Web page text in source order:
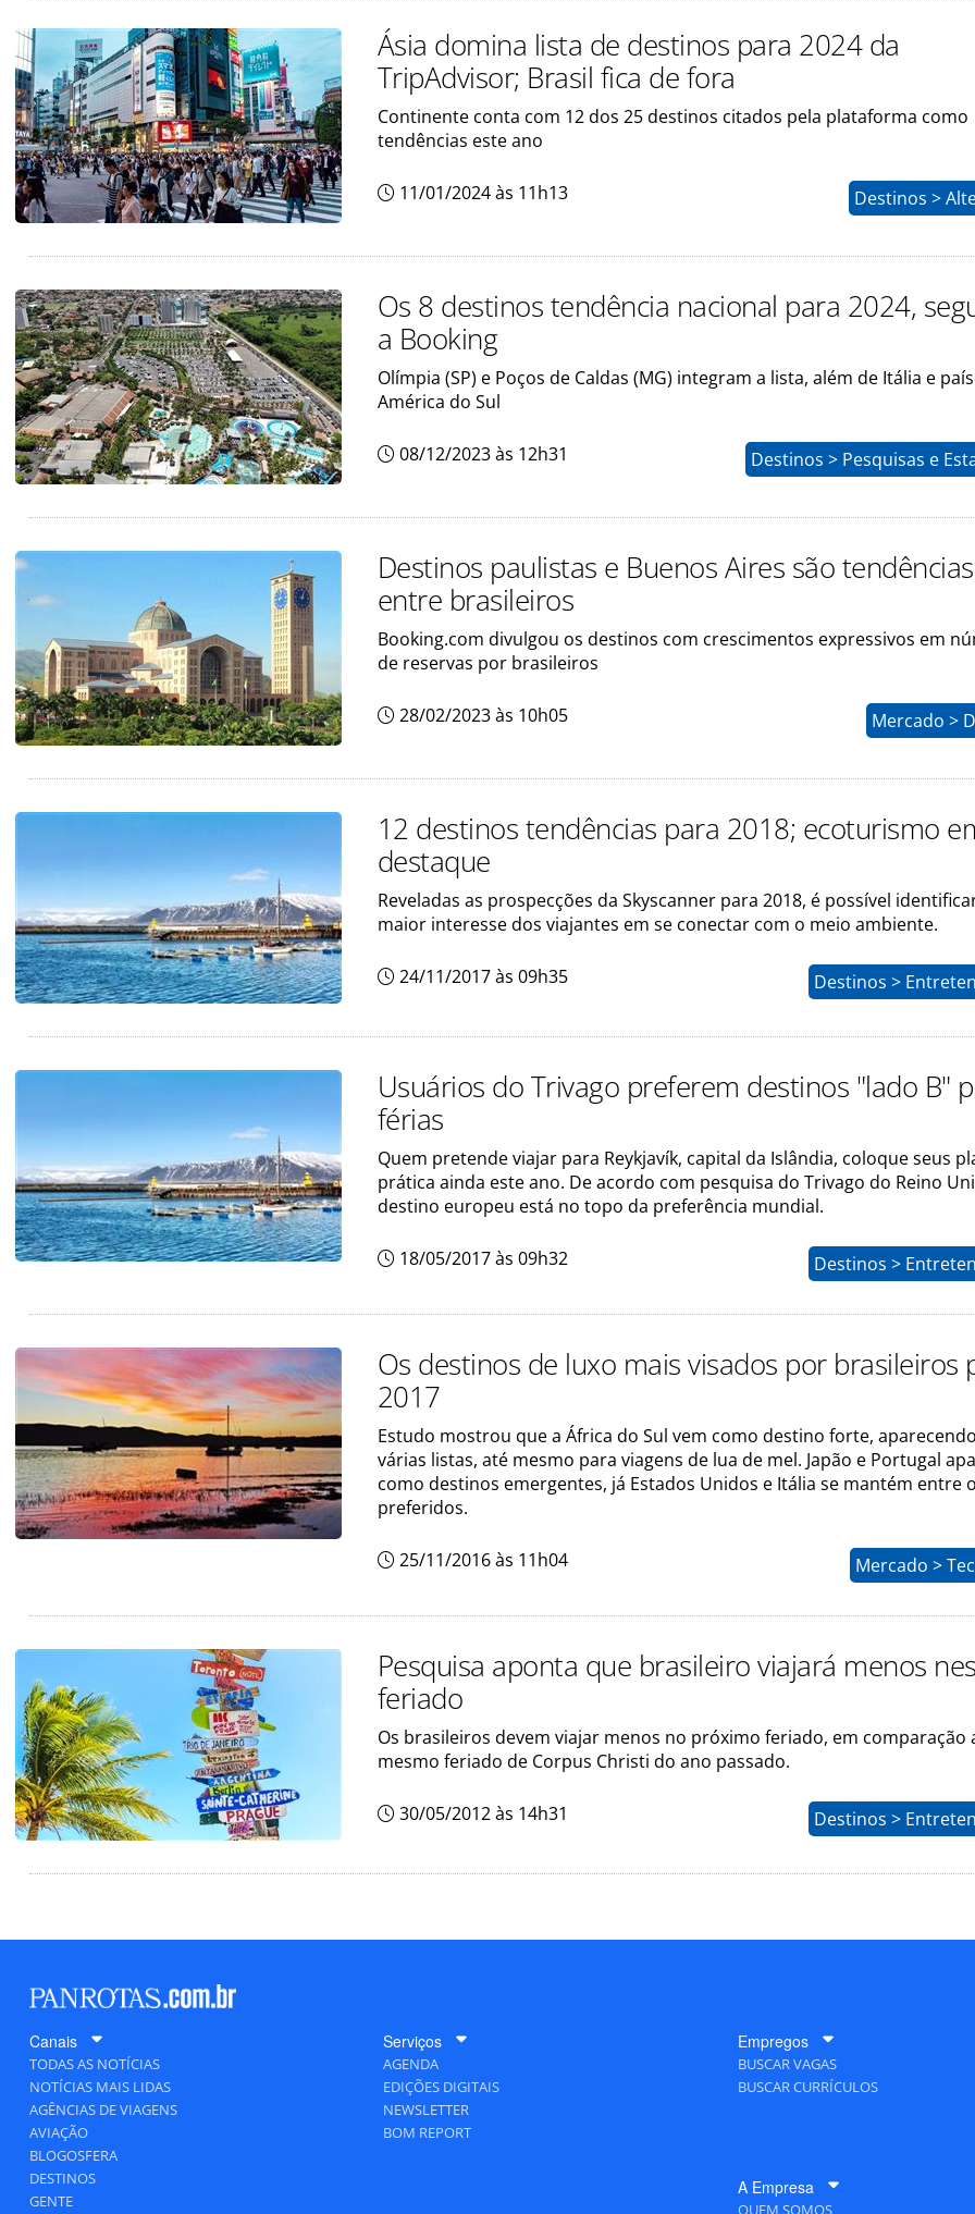
Ásia domina lista de destinos para 2024 da
TripAdvisor; Brasil fica de fora
Continente conta com 12 dos 25 destinos citados pela plataforma como
tendências este ano
11/01/2024 às 11h13 Destinos >
Os 8 destinos tendência nacional para 2024,
a Booking
Olímpia (SP) e Poços de Caldas (MG) integram a lista, além de Itália e
América do Sul
08/12/2023 às 12h31 Destinos > Pesquisas e
Destinos paulistas e Buenos Aires são tendências
entre brasileiros
Booking.com divulgou os destinos com crescimentos expressivos em
de reservas por brasileiros
28/02/2023 às 10h05 Mercado >
12 destinos tendências para 2018; ecoturismo
destaque
Reveladas as prospecções da Skyscanner para 2018, é possível
maior interesse dos viajantes em se conectar com o meio ambiente.
24/11/2017 às 09h35 Destinos >
Usuários do Trivago preferem destinos "lado B"
férias
Quem pretende viajar para Reykjavík, capital da Islândia, coloque seus
prática ainda este ano. De acordo com pesquisa do Trivago do Reino
destino europeu está no topo da preferência mundial.
18/05/2017 às 09h32 Destinos >
Os destinos de luxo mais visados por brasileiros
2017
Estudo mostrou que a África do Sul vem como destino forte,
várias listas, até mesmo para viagens de lua de mel. Japão e Portugal
como destinos emergentes, já Estados Unidos e Itália se mantém entre
preferidos.
25/11/2016 às 11h04 Mercado >
Pesquisa aponta que brasileiro viajará menos
feriado
Os brasileiros devem viajar menos no próximo feriado, em comparação
mesmo feriado de Corpus Christi do ano passado.
30/05/2012 às 14h31 Destinos >
Canais
TODAS AS NOTÍCIAS
NOTÍCIAS MAIS LIDAS
AGÊNCIAS DE VIAGENS
AVIAÇÃO
BLOGOSFERA
DESTINOS
GENTE
Serviços
AGENDA
EDIÇÕES DIGITAIS
NEWSLETTER
BOM REPORT
Empregos
BUSCAR VAGAS
BUSCAR CURRÍCULOS
A Empresa
QUEM SOMOS